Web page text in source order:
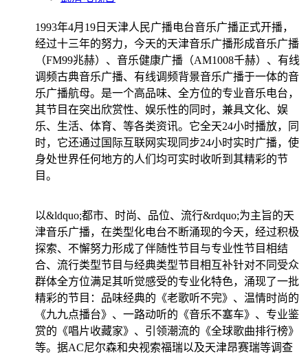
1993年4月19日天津人民广播电台音乐广播正式开播，
经过十三年的努力，今天的天津音乐广播形成音乐广播
（FM99兆赫）、音乐健康广播（AM1008千赫）、有线
调频古典音乐广播、有线调频背景音乐广播于一体的音
乐广播航母。是一个高品味、全方位的专业音乐电台，
其节目在突出欣赏性、娱乐性的同时，兼具文化、娱
乐、生活、体育、等各类资讯。它全天24小时播放，同
时，它还通过国际互联网实现同步24小时实时广播，使
身处世界任何地方的人们均可实时收听到其精彩的节
目。
以&ldquo;都市、时尚、品位、流行&rdquo;为主旨的天
津音乐广播，在类型化电台不断涌现的今天，经过积极
探索、不懈努力形成了伴随性节目与专业性节目相结
合、流行类型节目与经典类型节目相互补针对不同受众
群体全方位满足其听觉感受的专业化特色，涌现了一批
精彩的节目：品味经典的《老歌听不完》、温情时尚的
《九九点播台》、一路动听的《音乐不塞车》、专业鉴
赏的《唱片收藏家》、引领潮流的《全球歌曲排行榜》
等。据AC尼尔森和央视索福瑞以及天津昂赛瑞等调查